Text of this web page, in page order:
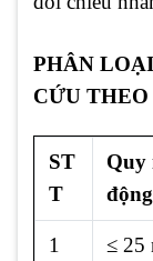
PHÂN
CỨU
ST
T
Quy
động
1 ≤ 25